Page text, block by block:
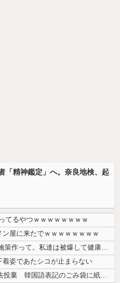
「精神鑑定」へ。奈良地検、起
てるやつｗｗｗｗｗｗｗｗ
ン屋に来たでｗｗｗｗｗｗｗｗ
被爆体験者団体（90）「援護施策作って。私達は被爆して健康を失った」
着姿であたシコが止まらない
【は？】上高地にゴミ大量不法投棄 韓国語表記のごみ袋に紙やプラスチック...